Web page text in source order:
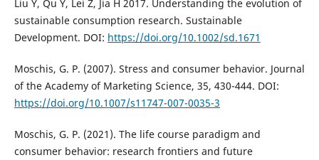
Liu Y, Qu Y, Lei Z, Jia H 2017. Understanding the evolution of
sustainable consumption research. Sustainable
Development. DOI: https://doi.org/10.1002/sd.1671
Moschis, G. P. (2007). Stress and consumer behavior. Journal
of the Academy of Marketing Science, 35, 430-444. DOI:
https://doi.org/10.1007/s11747-007-0035-3
Moschis, G. P. (2021). The life course paradigm and
consumer behavior: research frontiers and future